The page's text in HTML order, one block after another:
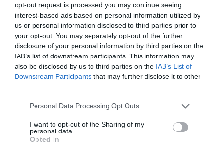
opt-out request is processed you may continue seeing
interest-based ads based on personal information utilized by
us or personal information disclosed to third parties prior to
your opt-out. You may separately opt-out of the further
disclosure of your personal information by third parties on the
IAB’s list of downstream participants. This information may
also be disclosed by us to third parties on the IAB’s List of
Downstream Participants that may further disclose it to other
Please note that this website/app uses one or more Google
not limited to your visit or usage behaviour. You may click to
grant or deny consent to Google and its third-party tags to
use your data for below specified purposes in below Google
Personal Data Processing Opt Outs
I want to opt-out of the Sharing of my
personal data.
Opted In
την διερεύνηση του εγκλήματος των Τεμπών,
είτε του υπουργείου, είτε άλλων φορέων της
Κυβέρνησης,; Τους κάλεσε να δηλώσουν εάν
θεωρούν ότι θα έπρεπε να έχουν κληθεί στην
διαδικασία διερεύνησης της υπόθεσης, είτε
στην Εξεταστική της Βουλής, είτε αλλού.